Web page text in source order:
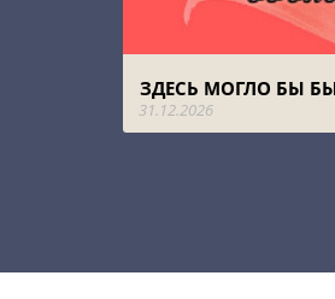
ЗДЕСЬ МОГЛО БЫ
31.12.2026